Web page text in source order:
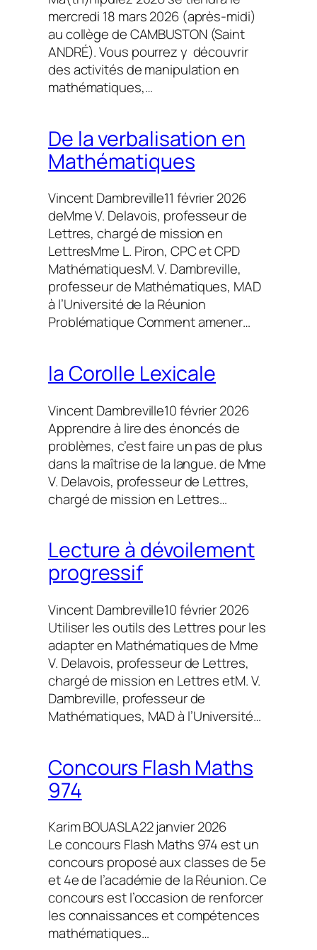
mercredi 18 mars 2026 (après-midi)
au collège de CAMBUSTON (Saint
ANDRÉ). Vous pourrez y découvrir
des activités de manipulation en
mathématiques,…
De la verbalisation en
Mathématiques
Vincent Dambreville11 février 2026
deMme V. Delavois, professeur de
Lettres, chargé de mission en
LettresMme L. Piron, CPC et CPD
MathématiquesM. V. Dambreville,
professeur de Mathématiques, MAD
à l’Université de la Réunion
Problématique Comment amener…
la Corolle Lexicale
Vincent Dambreville10 février 2026
Apprendre à lire des énoncés de
problèmes, c’est faire un pas de plus
dans la maîtrise de la langue. de Mme
V. Delavois, professeur de Lettres,
chargé de mission en Lettres…
Lecture à dévoilement
progressif
Vincent Dambreville10 février 2026
Utiliser les outils des Lettres pour les
adapter en Mathématiques de Mme
V. Delavois, professeur de Lettres,
chargé de mission en Lettres etM. V.
Dambreville, professeur de
Mathématiques, MAD à l’Université…
Concours Flash Maths
974
Karim BOUASLA22 janvier 2026
Le concours Flash Maths 974 est un
concours proposé aux classes de 5e
et 4e de l’académie de la Réunion. Ce
concours est l’occasion de renforcer
les connaissances et compétences
mathématiques…